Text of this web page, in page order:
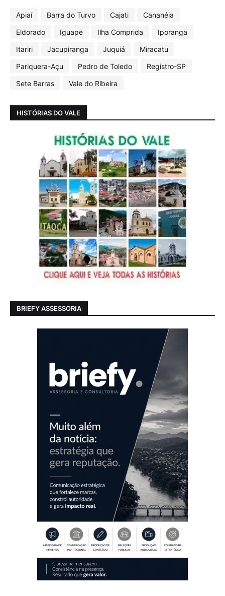
Apiaí Barra do Turvo Cajati
Cananéia
Eldorado
Iguape Ilha Comprida
Iporanga
Itariri
Jacupiranga Juquiá
Miracatu
Pariquera-Açu
Pedro de Toledo
Registro-SP
Sete Barras
Vale do Ribeira
HISTÓRIAS DO VALE
BRIEFY ASSESSORIA